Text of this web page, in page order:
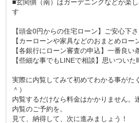
■玄関側（南）はガーデニングなどが楽
す
【頭金0円からの住宅ローン】ご安心下さ
【カーローンや家具などのおまとめロー
【各銀行にローン審査の申込】一番良い
【些細な事でもLINEで相談】思いついた
実際に内覧してみて初めてわかる事が
＾）
内覧するだけなら料金はかかりません。
内覧のご予約を。
見て、納得して、次に進みましょう！